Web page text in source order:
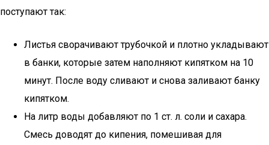
поступают так:
Листья сворачивают трубочкой и плотно укладывают
в банки, которые затем наполняют кипятком на 10
минут. После воду сливают и снова заливают банку
кипятком.
На литр воды добавляют по 1 ст. л. соли и сахара.
Смесь доводят до кипения, помешивая для